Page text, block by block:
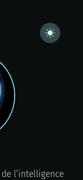
l’intelligence